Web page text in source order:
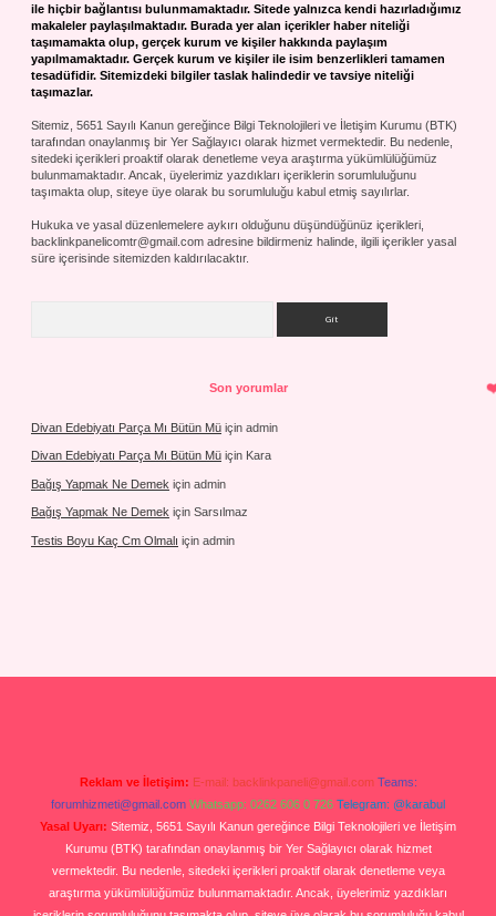
ile hiçbir bağlantısı bulunmamaktadır. Sitede yalnızca kendi hazırladığımız
makaleler paylaşılmaktadır. Burada yer alan içerikler haber niteliği
taşımamakta olup, gerçek kurum ve kişiler hakkında paylaşım
yapılmamaktadır. Gerçek kurum ve kişiler ile isim benzerlikleri tamamen
tesadüfidir. Sitemizdeki bilgiler taslak halindedir ve tavsiye niteliği
taşımazlar.
Sitemiz, 5651 Sayılı Kanun gereğince Bilgi Teknolojileri ve İletişim Kurumu (BTK)
tarafından onaylanmış bir Yer Sağlayıcı olarak hizmet vermektedir. Bu nedenle,
sitedeki içerikleri proaktif olarak denetleme veya araştırma yükümlülüğümüz
bulunmamaktadır. Ancak, üyelerimiz yazdıkları içeriklerin sorumluluğunu
taşımakta olup, siteye üye olarak bu sorumluluğu kabul etmiş sayılırlar.
Hukuka ve yasal düzenlemelere aykırı olduğunu düşündüğünüz içerikleri,
backlinkpanelicomtr@gmail.com adresine bildirmeniz halinde, ilgili içerikler yasal
süre içerisinde sitemizden kaldırılacaktır.
Son yorumlar
Divan Edebiyatı Parça Mı Bütün Mü için admin
Divan Edebiyatı Parça Mı Bütün Mü için Kara
Bağış Yapmak Ne Demek için admin
Bağış Yapmak Ne Demek için Sarsılmaz
Testis Boyu Kaç Cm Olmalı için admin
Reklam ve İletişim: E-mail: backlinkpaneli@gmail.com Teams:
forumhizmeti@gmail.com Whatsapp: 0262 606 0 726 Telegram: @karabul
Yasal Uyarı: Sitemiz, 5651 Sayılı Kanun gereğince Bilgi Teknolojileri ve İletişim
Kurumu (BTK) tarafından onaylanmış bir Yer Sağlayıcı olarak hizmet
vermektedir. Bu nedenle, sitedeki içerikleri proaktif olarak denetleme veya
araştırma yükümlülüğümüz bulunmamaktadır. Ancak, üyelerimiz yazdıkları